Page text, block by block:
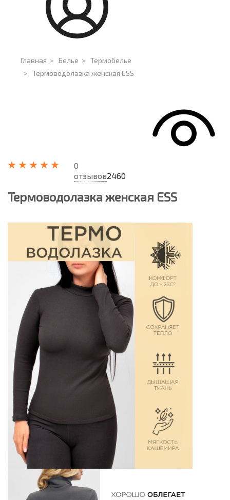
Главная > Белье > Термобелье
> Термоводолазка женская ESS
0
отзывов2460
Термоводолазка женская ESS